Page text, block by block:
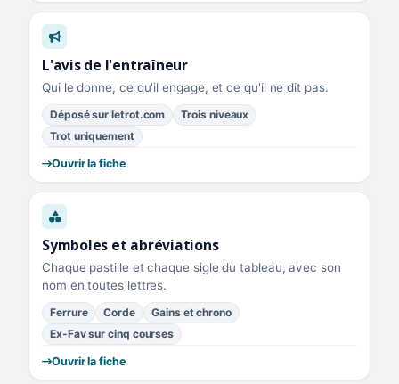
L'avis de l'entraîneur
Qui le donne, ce qu'il engage, et ce qu'il ne dit pas.
Déposé sur letrot.com
Trois niveaux
Trot uniquement
Ouvrir la fiche
Symboles et abréviations
Chaque pastille et chaque sigle du tableau, avec son
nom en toutes lettres.
Ferrure Corde
Gains et chrono
Ex-Fav sur cinq courses
Ouvrir la fiche